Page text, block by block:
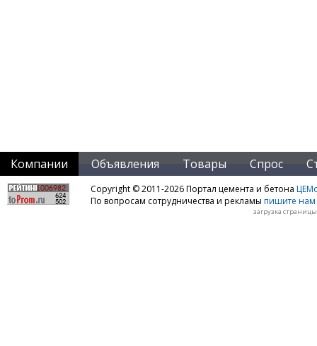
Компании Объявления Товары Спрос
Copyright © 2011-2026 Портал цемента и бетона
По вопросам сотрудничества и рекламы пишите нам
загрузка